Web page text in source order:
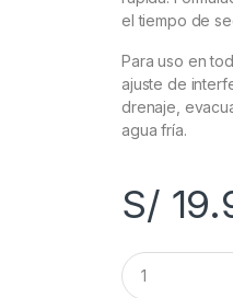
el tiempo de
Para uso en
ajuste de
drenaje,
agua fría.
S/
C
a